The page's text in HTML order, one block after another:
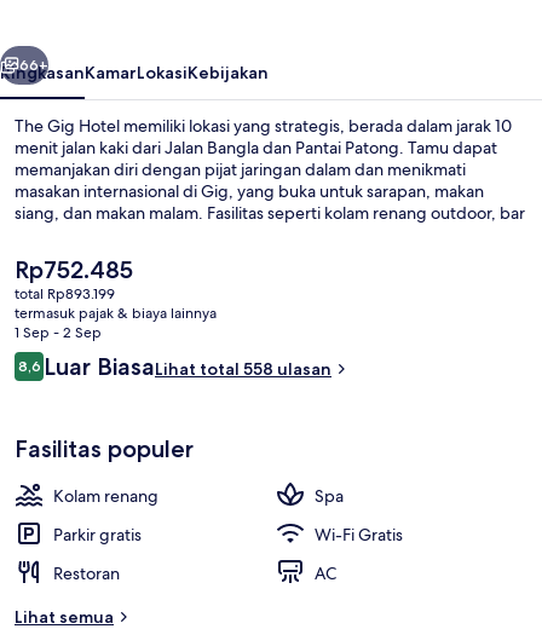
Berikutnya
66+
RingkasanKamarLokasiKebijakan
The Gig Hotel memiliki lokasi yang strategis, berada dalam jarak 10
menit jalan kaki dari Jalan Bangla dan Pantai Patong. Tamu dapat
memanjakan diri dengan pijat jaringan dalam dan menikmati
masakan internasional di Gig, yang buka untuk sarapan, makan
siang, dan makan malam. Fasilitas seperti kolam renang outdoor, bar
yang bisa Anda nikmati. Para traveler terkesan dengan staf.
Harga
saat
ini
Rp752.485
Rp752.485
total Rp893.199
termasuk pajak & biaya lainnya
1 Sep - 2 Sep
Ulasan
8,68,6 dari 10
Luar BiasaLihat total 558 ulasan
Fasilitas populer
Kolam renang
Spa
Parkir gratis
Wi-Fi Gratis
Restoran
AC
Lihat semua